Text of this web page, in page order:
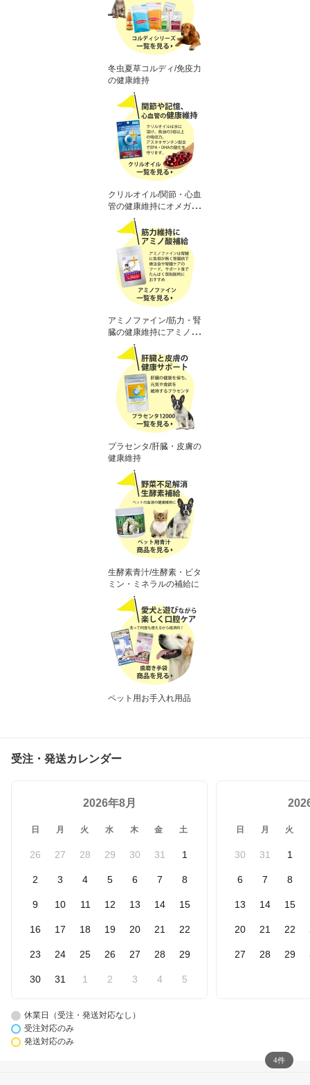
4件
冬虫夏草コルディ/免疫力
の健康維持
クリルオイル/関節・心血
管の健康維持にオメガ3
脂肪酸
アミノファイン/筋力・腎
臓の健康維持にアミノ
酸・BCAA
プラセンタ/肝臓・皮膚の
健康維持
生酵素青汁/生酵素・ビタ
ミン・ミネラルの補給に
ペット用お手入れ用品
受注・発送カレンダー
2026年8月
日 月 火 水 木 金 土
26 27 28 29 30 31 1
2 3 4 5 6 7 8
9 10 11 12 13 14 15
16 17 18 19 20 21 22
23 24 25 26 27 28 29
30 31 1 2 3 4 5
日 月 火
30 31 1
6 7 8
13 14 15
20 21 22
27 28 29
休業日（受注・発送対応なし）
受注対応のみ
発送対応のみ